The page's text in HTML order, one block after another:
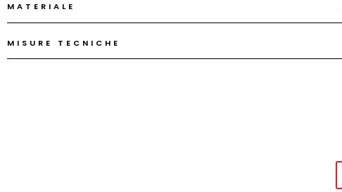
MATERIALE
MISURE TECNICHE